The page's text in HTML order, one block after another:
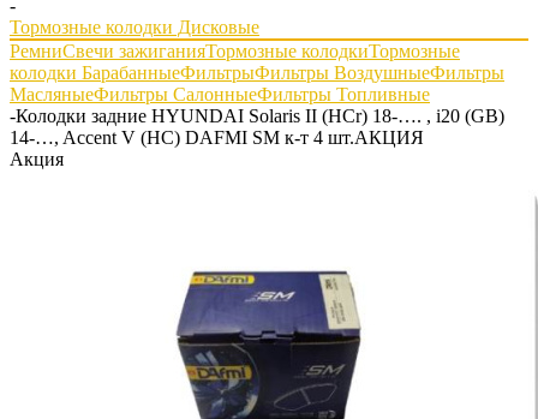
-
Тормозные колодки Дисковые
РемниСвечи зажиганияТормозные колодкиТормозные
колодки БарабанныеФильтрыФильтры ВоздушныеФильтры
МасляныеФильтры СалонныеФильтры Топливные
-Колодки задние HYUNDAI Solaris II (HCr) 18-…. , i20 (GB)
14-…, Accent V (HC) DAFMI SM к-т 4 шт.АКЦИЯ
Акция